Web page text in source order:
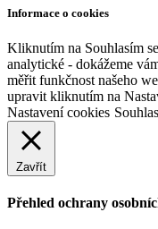
Informace o cookies
Kliknutím na Souhlasím
analytické - dokážeme
měřit funkčnost našeho
upravit kliknutím na
Nastavení cookies
Zavřít
Přehled ochrany